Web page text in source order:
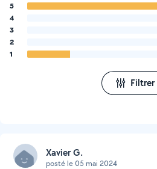
5
4
3
2
1
Filtrer
Xavier G.
posté le 05 mai 2024